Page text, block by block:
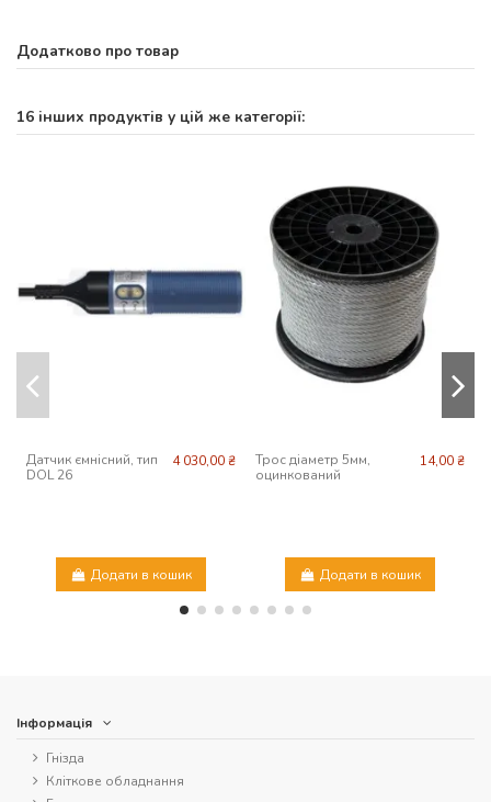
Додатково про товар
16 інших продуктів у цій же категорії:
Датчик ємнісний, тип
DOL 26
4 030,00 ₴
Додати в кошик
Трос діаметр 5мм,
оцинкований
14,00 ₴
Додати в кошик
Інформація
Гнізда
Кліткове обладнання